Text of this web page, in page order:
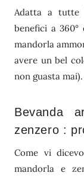
Adatta a tutte
benefici a
mandorla
avere un bel
non guasta mai).
Bevanda
zenzero :
Come vi
mandorla e